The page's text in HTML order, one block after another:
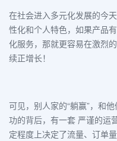
在社会进入多元化发展的今天
性化和个人特色，如果产品
化服务，那就更容易在激烈
续正增长！
可见，别人家的“躺赢”，和
功的背后，有一套 严谨的运
定程度上决定了流量、订单